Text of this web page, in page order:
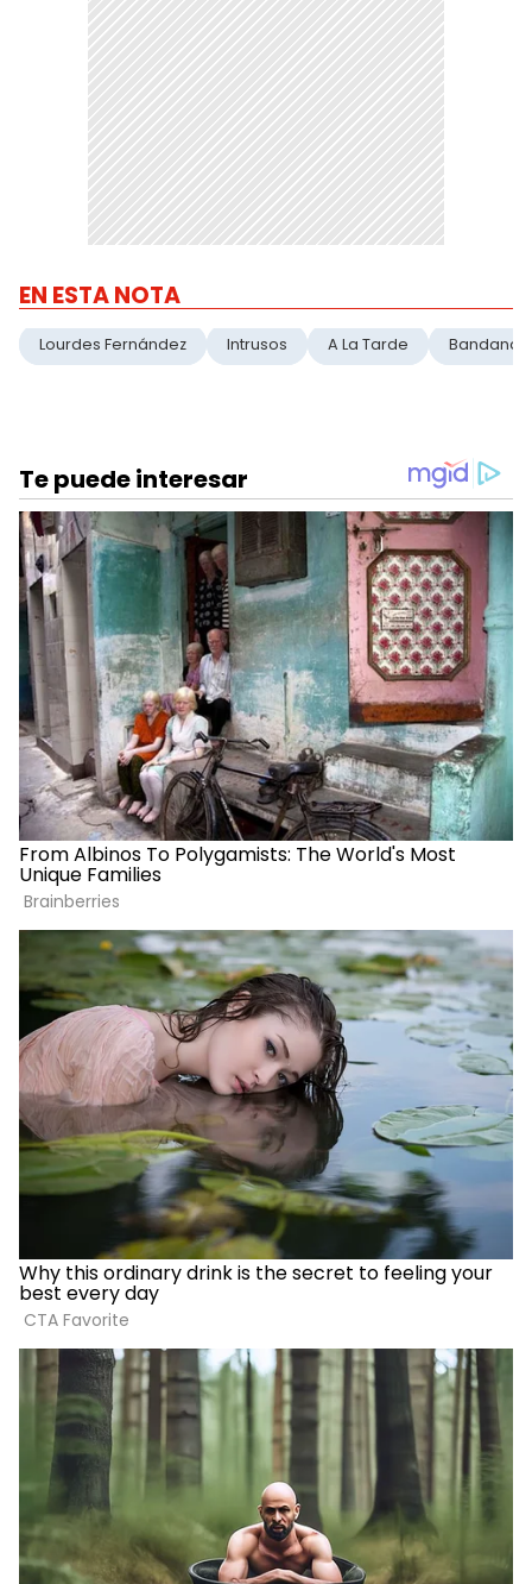
EN ESTA NOTA
Lourdes Fernández Intrusos A La Tarde Bandana